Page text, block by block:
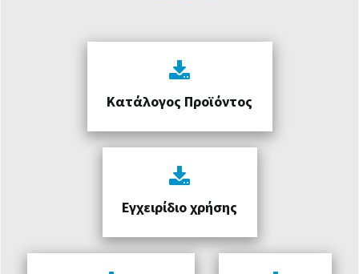
Κατάλογος Προϊόντος
Εγχειρίδιο χρήσης